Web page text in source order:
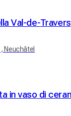
Val-de-Travers
Neuchâtel